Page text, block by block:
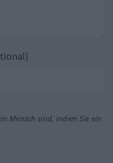
Mensch sind, indem Sie ein